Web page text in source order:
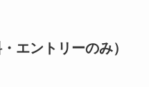
エントリーのみ）